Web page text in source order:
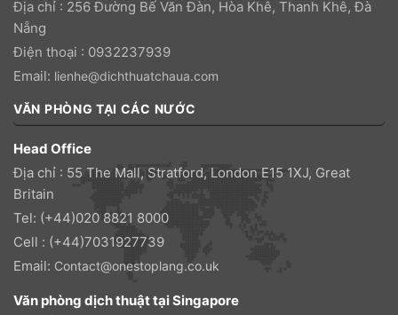
Địa chỉ : 256 Đường Bế Văn Đàn, Hòa Khê, Thanh Khê, Đà
Nẵng
Điện thoại : 0932237939
Email: lienhe@dichthuatchaua.com
VĂN PHÒNG TẠI CÁC NƯỚC
Head Office
Địa chỉ : 55 The Mall, Stratford, London E15 1XJ, Great
Britain
Tel: (+44)020 8821 8000
Cell : (+44)7031927739
Email: Contact@onestoplang.co.uk
Văn phòng dịch thuật tại Singapore